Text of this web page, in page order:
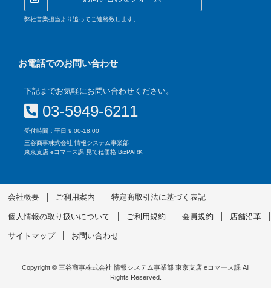
弊社営業担当より追ってご連絡致します。
お電話でのお問い合わせ
下記までお気軽にお問い合わせください。
03-5949-6211
受付時間：平日 9:00-18:00
三谷商事株式会社 情報システム事業部
東京支店 eコマース課 見てね価格 BizPARK
会社概要 ご利用案内 特定商取引法に基づく表記
個人情報の取り扱いについて ご利用規約 会員規約 店舗沿革
サイトマップ お問い合わせ
Copyright © 三谷商事株式会社 情報システム事業部 東京支店 eコマース課 All
Rights Reserved.